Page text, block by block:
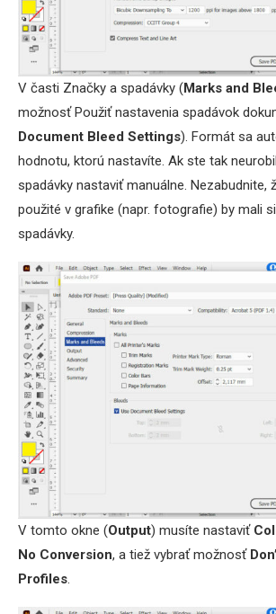
V časti Značky a spadávky (Marks and
možnosť Použiť nastavenia spadávok
Document Bleed Settings). Formát sa
hodnotu, ktorú nastavíte. Ak ste tak
spadávky nastaviť manuálne. Nezabudnite,
použité v grafike (napr. fotografie) by mali
spadávky.
V tomto okne (Output) musíte nastaviť
No Conversion, a tiež vybrať možnosť
Profiles.